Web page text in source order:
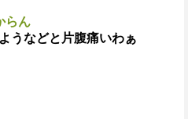
らん
うなどと片腹痛いわぁ